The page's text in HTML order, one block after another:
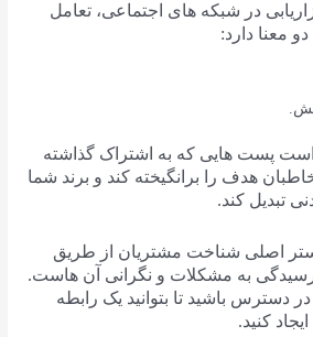
در شبکه های اجتماعی، تعامل
معنا دارد:
است پست هایی که به اشتراک گذاشته
هدف را برانگیخته کند و برند شما
تبدیل کند.
اصلی شناخت مشتریان از طریق
رسیدگی به مشکلات و نگرانی آن هاست.
باشید تا بتوانید یک رابطه
کنید.